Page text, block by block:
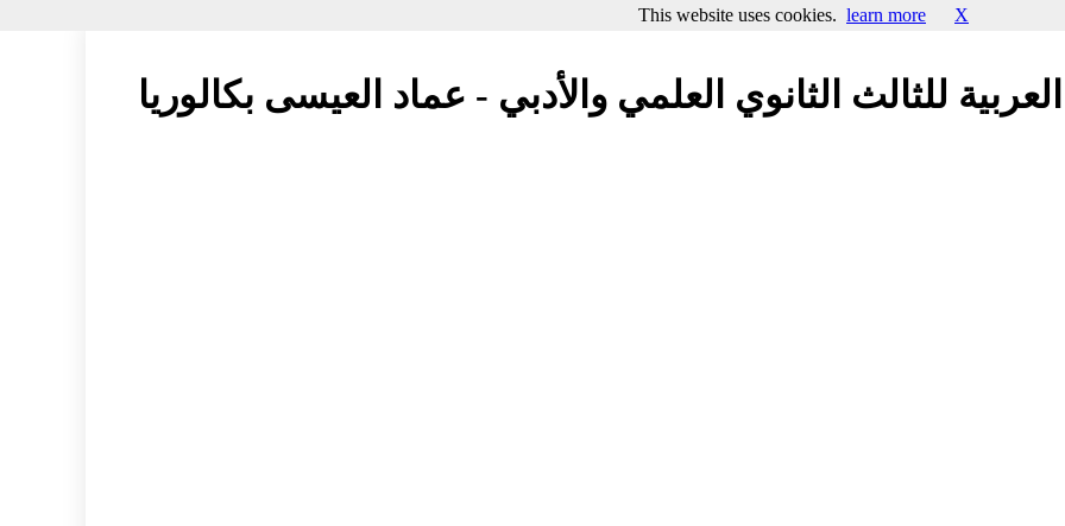
للثالث الثانوي العلمي والأدبي - عماد العيسى بكالوريا
This website uses cookies. learn more X